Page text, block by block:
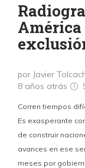
América
por Javier
8 años atrás
Corren tiempos
Es exasperante
de construir
avances en ese
meses por